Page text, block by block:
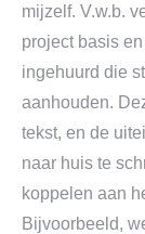
mijzelf. V.w.b.
project basis
ingehuurd die
aanhouden.
tekst, en de
naar huis te
koppelen aan
Bijvoorbeeld,